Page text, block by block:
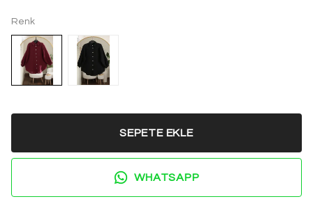
Renk
SEPETE EKLE
WHATSAPP